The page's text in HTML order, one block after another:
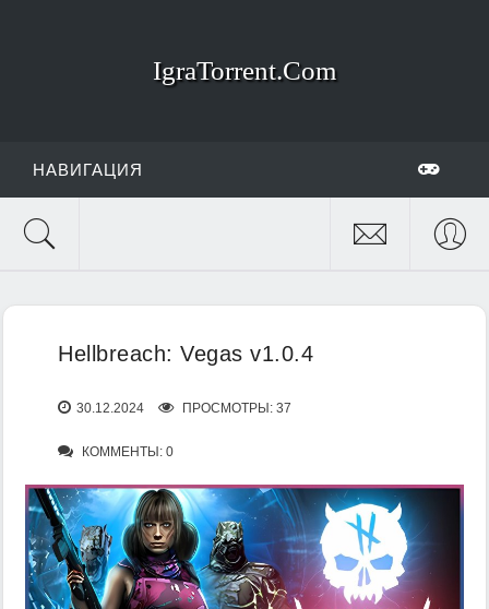
IgraTorrent.Com
НАВИГАЦИЯ
Hellbreach: Vegas v1.0.4
30.12.2024 ПРОСМОТРЫ: 37
КОММЕНТЫ: 0